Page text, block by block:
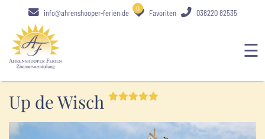
info@ahrenshooper-ferien.de 0 Favoriten 038220 82535
☰
Up de Wisch